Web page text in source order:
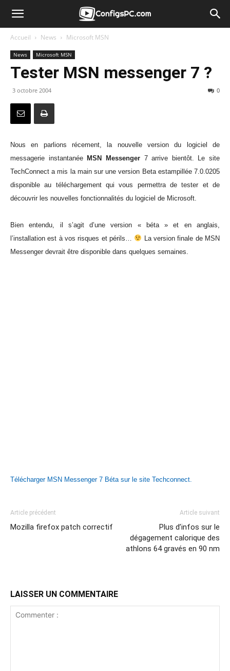
Accueil News Microsoft MSN
News Microsoft MSN
Tester MSN messenger 7 ?
3 octobre 2004 0
Nous en parlions récement, la nouvelle version du logiciel de
messagerie instantanée MSN Messenger7 arrive bientôt. Le site
TechConnect a mis la main sur une version Beta estampillée 7.0.0205
disponible au téléchargement qui vous permettra de tester et de
découvrir les nouvelles fonctionnalités du logiciel de Microsoft.
Bien entendu, il s’agit d’une version « béta » et en anglais,
l’installation est à vos risques et périls…
La version finale de MSN
Messenger devrait être disponible dans quelques semaines.
Télécharger MSN Messenger 7 Béta sur le site Techconnect.
Article précédent
Mozilla firefox patch correctif
Article suivant
Plus d’infos sur le
dégagement calorique des
athlons 64 gravés en 90 nm
LAISSER UN COMMENTAIRE